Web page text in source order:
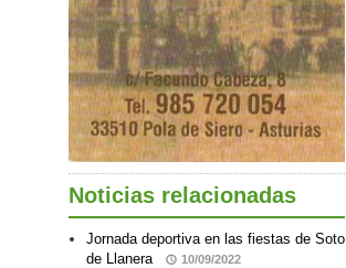
Noticias relacionadas
Jornada deportiva en las fiestas de Soto
de Llanera
10/09/2022